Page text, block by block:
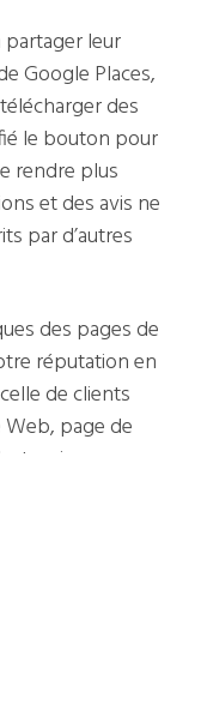
partager leur
Google Places,
des
le bouton pour
rendre plus
et des avis ne
par d’autres
des pages de
réputation en
de clients
page de